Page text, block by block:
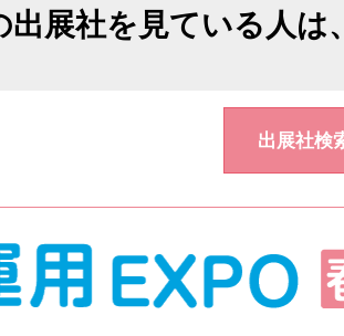
出展社を見ている人
出展社検